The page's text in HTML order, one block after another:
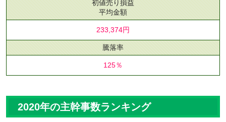
初値売り損益
平均金額
233,374円
騰落率
125％
2020年の主幹事数ランキング